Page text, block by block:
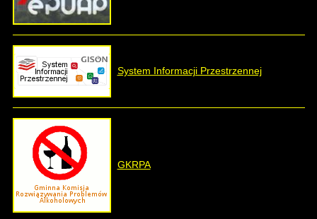
System Informacji Przestrzennej
GKRPA